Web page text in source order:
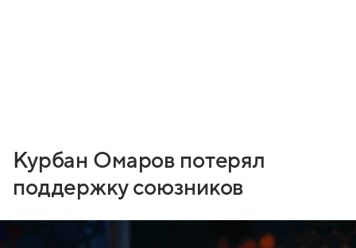
Курбан Омаров потерял
поддержку союзников